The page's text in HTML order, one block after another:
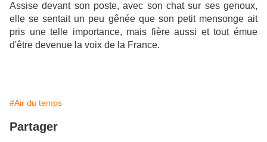
Assise devant son poste, avec son chat sur ses genoux,
elle se sentait un peu gênée que son petit mensonge ait
pris une telle importance, mais fière aussi et tout émue
d'être devenue la voix de la France.
#Air du temps
Partager